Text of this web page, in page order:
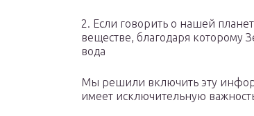
2. Если говорить о нашей
веществе, благодаря которому
вода
Мы решили включить эту
имеет исключительную